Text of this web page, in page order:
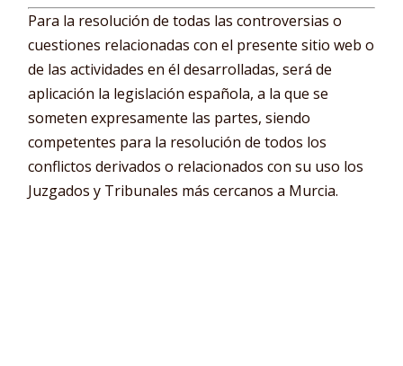
Para la resolución de todas las controversias o
cuestiones relacionadas con el presente sitio web o
de las actividades en él desarrolladas, será de
aplicación la legislación española, a la que se
someten expresamente las partes, siendo
competentes para la resolución de todos los
conflictos derivados o relacionados con su uso los
Juzgados y Tribunales más cercanos a Murcia.